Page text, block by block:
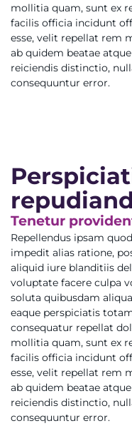
mollitia quam, sunt ex
facilis officia incidunt
esse, velit repellat rem
ab quidem beatae
reiciendis distinctio,
consequuntur error.
Tenetur
Repellendus ipsam
impedit alias ratione,
aliquid iure blanditiis
voluptate facere culpa
soluta quibusdam
eaque perspiciatis
consequatur repellat
mollitia quam, sunt ex
facilis officia incidunt
esse, velit repellat rem
ab quidem beatae
reiciendis distinctio,
consequuntur error.